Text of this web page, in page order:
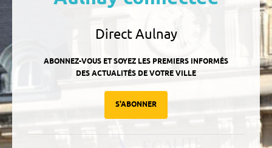
Direct Aulnay
ABONNEZ-VOUS ET SOYEZ LES PREMIERS INFORMÉS
DES ACTUALITÉS DE VOTRE VILLE
S'ABONNER